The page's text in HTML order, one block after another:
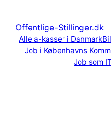
indholdOffentlige-Stillinger.dk
Alle a-kasser i Danmark
Job i Københavns
Job som